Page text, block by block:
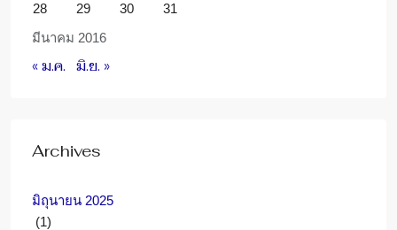
มีนาคม 2016
28
29 30 31
« ม.ค. มิ.ย. »
Archives
มิถุนายน 2025
(1)